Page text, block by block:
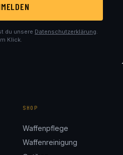
du unsere Datenschutzerklärung.
Klick.
SHOP
Waffenpflege
Waffenreinigung